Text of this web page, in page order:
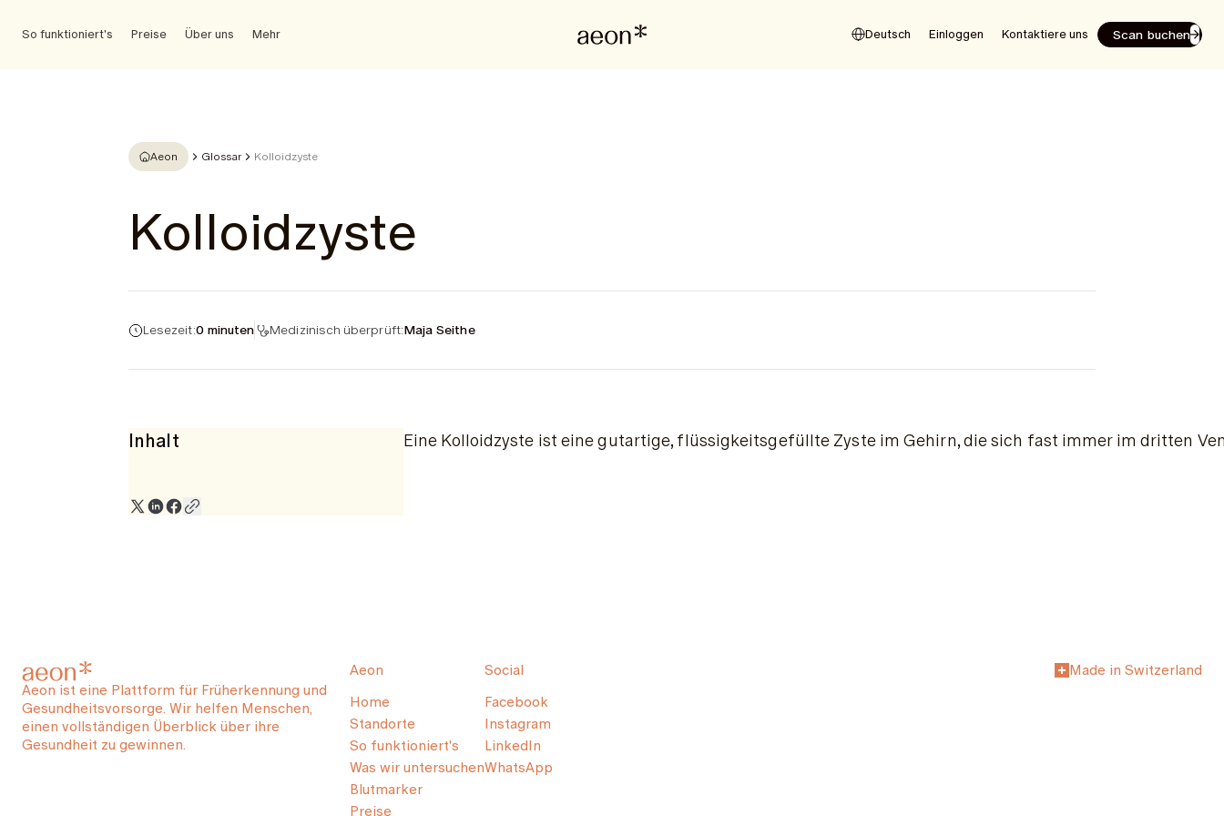
So funktioniert's Preise Über uns Mehr Deutsch Einloggen Kontaktiere uns Scan buchen
Aeon Glossar Kolloidzyste
Kolloidzyste
Lesezeit:0 minuten Medizinisch überprüft:Maja Seithe
Inhalt Eine Kolloidzyste ist eine gutartige, flüssigkeitsgefüllte Zyste im Gehirn, die sich fast immer im dritten
Aeon ist eine Plattform für Früherkennung und
Gesundheitsvorsorge. Wir helfen Menschen,
einen vollständigen Überblick über ihre
Gesundheit zu gewinnen.
Aeon
Home
Standorte
So funktioniert's
Was wir untersuchen
Blutmarker
Preise
Social
Facebook
Instagram
LinkedIn
WhatsApp
Made in Switzerland